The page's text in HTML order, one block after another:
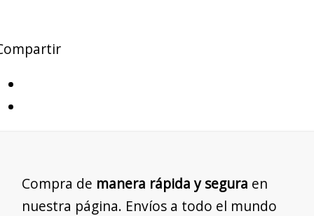
Compra de manera rápida y segura en
nuestra página. Envíos a todo el mundo